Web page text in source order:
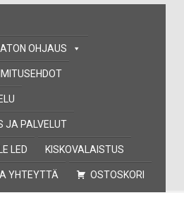
OHJAUS
JA PALVELUT
LED KISKOVALAISTUS
YHTEYTTÄ OSTOSKORI